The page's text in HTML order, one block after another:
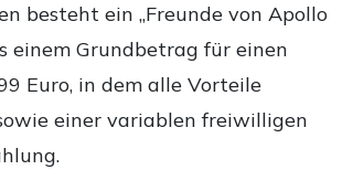
besteht ein „Freunde von Apollo
einem Grundbetrag für einen
Euro, in dem alle Vorteile
einer variablen freiwilligen